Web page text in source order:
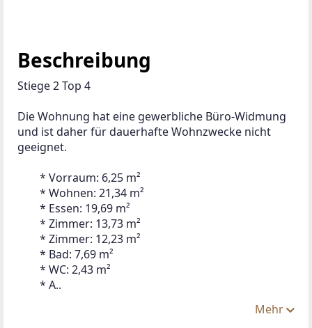
Beschreibung
Stiege 2 Top 4
Die Wohnung hat eine gewerbliche Büro-Widmung
und ist daher für dauerhafte Wohnzwecke nicht
geeignet.
* Vorraum: 6,25 m²
* Wohnen: 21,34 m²
* Essen: 19,69 m²
* Zimmer: 13,73 m²
* Zimmer: 12,23 m²
* Bad: 7,69 m²
* WC: 2,43 m²
* A..
Mehr